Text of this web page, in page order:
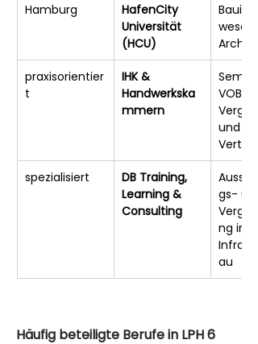
Hamburg
HafenCity
Universität
(HCU)
wesen,
praxisorientier
t
IHK &
Handwerkska
mmern
VOB/A,
und
spezialisiert
DB Training,
Learning &
Consulting
gs- und
ng im
au
Häufig beteiligte Berufe in LPH 6